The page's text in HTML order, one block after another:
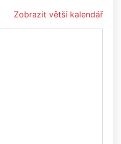
Zobrazit větší kalendář